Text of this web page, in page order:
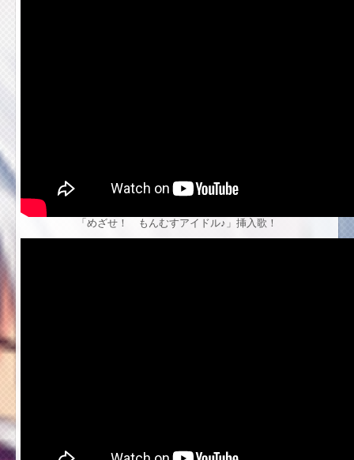
「めざせ！ もんむすアイドル♪」挿入歌！